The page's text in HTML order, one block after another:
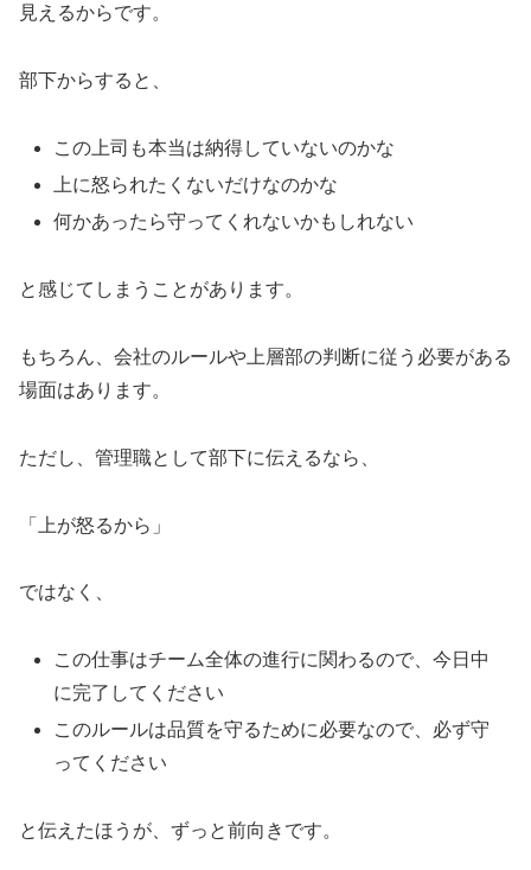
見えるからです。
部下からすると、
この上司も本当は納得していないのかな
上に怒られたくないだけなのかな
何かあったら守ってくれないかもしれない
と感じてしまうことがあります。
もちろん、会社のルールや上層部の判断に従う必要がある
場面はあります。
ただし、管理職として部下に伝えるなら、
「上が怒るから」
ではなく、
この仕事はチーム全体の進行に関わるので、今日中
に完了してください
このルールは品質を守るために必要なので、必ず守
ってください
と伝えたほうが、ずっと前向きです。